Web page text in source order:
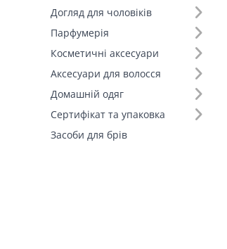
Догляд для чоловіків
Парфумерія
Косметичні аксесуари
Аксесуари для волосся
Домашній одяг
Сертифікат та упаковка
Засоби для брів